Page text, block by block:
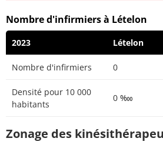
Nombre d'infirmiers à Lételon
2023 Lételon
Nombre d'infirmiers 0
Densité pour 10 000
habitants
0 ‱
Zonage des